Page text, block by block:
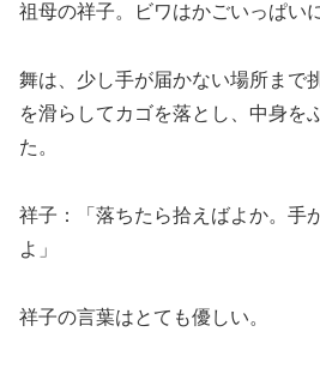
祖母の祥子。ビワはかごいっぱい
舞は、少し手が届かない場所まで
を滑らしてカゴを落とし、中身を
た。
祥子：「落ちたら拾えばよか。手
よ」
祥子の言葉はとても優しい。